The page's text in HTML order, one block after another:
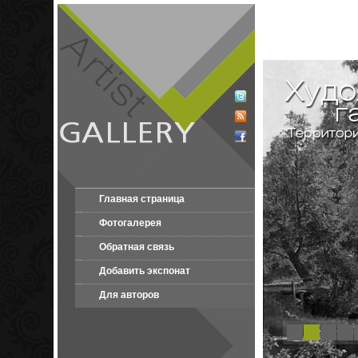
Главная страница
Фотогалерея
Обратная связь
Добавить экспонат
Для авторов